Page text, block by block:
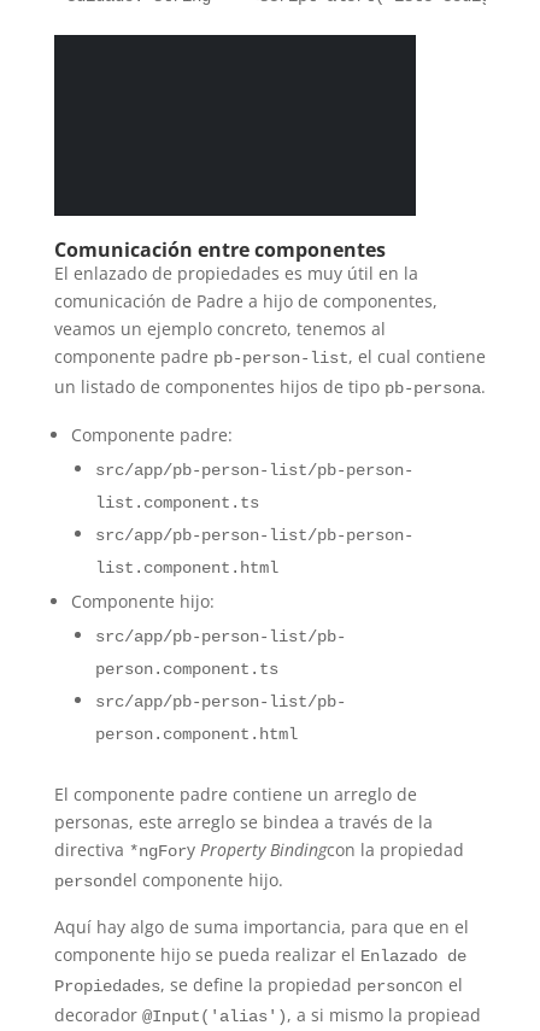
Comunicación entre componentes
El enlazado de propiedades es muy útil en la
comunicación de Padre a hijo de componentes,
veamos un ejemplo concreto, tenemos al
componente padre pb-person-list, el cual contiene
un listado de componentes hijos de tipo pb-persona.
Componente padre:
src/app/pb-person-list/pb-person-
list.component.ts
src/app/pb-person-list/pb-person-
list.component.html
Componente hijo:
src/app/pb-person-list/pb-
person.component.ts
src/app/pb-person-list/pb-
person.component.html
El componente padre contiene un arreglo de
personas, este arreglo se bindea a través de la
directiva *ngFory Property Bindingcon la propiedad
persondel componente hijo.
Aquí hay algo de suma importancia, para que en el
componente hijo se pueda realizar el Enlazado de
Propiedades, se define la propiedad personcon el
decorador @Input('alias'), a si mismo la propiead